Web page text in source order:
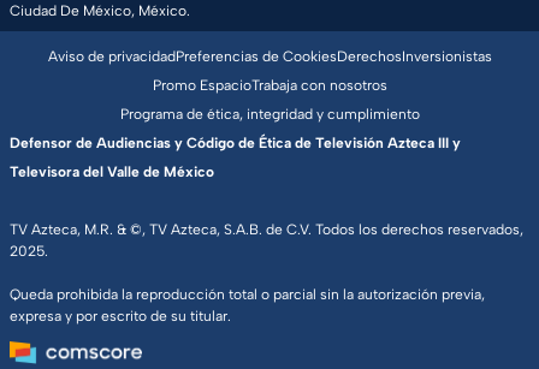
Ciudad De México, México.
TV Azteca, M.R. & ©, TV Azteca, S.A.B. de C.V. Todos los derechos reservados,
2025.
Queda prohibida la reproducción total o parcial sin la autorización previa,
expresa y por escrito de su titular.
Aviso de privacidadPreferencias de CookiesDerechosInversionistas
Promo EspacioTrabaja con nosotros
Programa de ética, integridad y cumplimiento
Defensor de Audiencias y Código de Ética de Televisión Azteca III y
Televisora del Valle de México